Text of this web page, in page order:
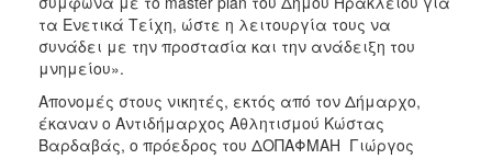
τα Ενετικά Τείχη, ώστε η λειτουργία τους να
συνάδει με την προστασία και την ανάδειξη του
μνημείου».
Απονομές στους νικητές, εκτός από τον Δήμαρχο,
έκαναν ο Αντιδήμαρχος Αθλητισμού Κώστας
Βαρδαβάς, ο πρόεδρος του ΔΟΠΑΦΜΑΗ Γιώργος